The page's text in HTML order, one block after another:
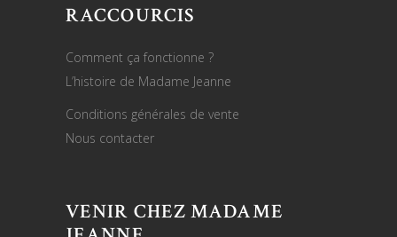
RACCOURCIS
Comment ça fonctionne ?
L’histoire de Madame Jeanne
Conditions générales de vente
Nous contacter
VENIR CHEZ MADAME